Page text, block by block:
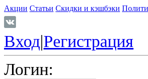
Акции Статьи Скидки и кэшбэки
Вход|Регистрация
Логин: